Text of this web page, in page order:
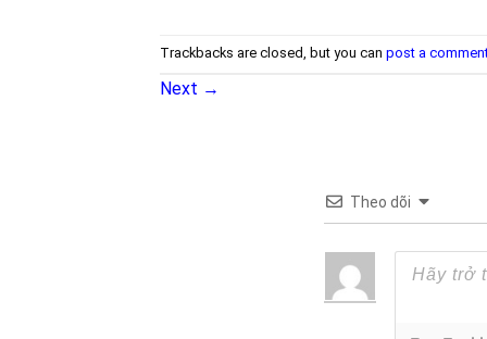
Trackbacks are closed, but you can post a
Next →
Theo dõi